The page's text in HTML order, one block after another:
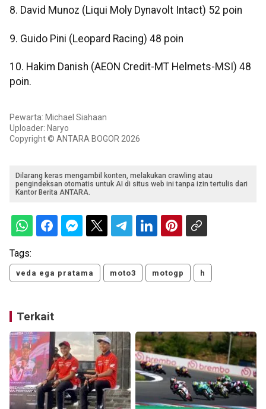
8. David Munoz (Liqui Moly Dynavolt Intact) 52 poin
9. Guido Pini (Leopard Racing) 48 poin
10. Hakim Danish (AEON Credit-MT Helmets-MSI) 48
poin.
Pewarta: Michael Siahaan
Uploader: Naryo
Copyright © ANTARA BOGOR 2026
Dilarang keras mengambil konten, melakukan crawling atau
pengindeksan otomatis untuk AI di situs web ini tanpa izin tertulis dari
Kantor Berita ANTARA.
Tags:
veda ega pratama moto3 motogp h
Terkait